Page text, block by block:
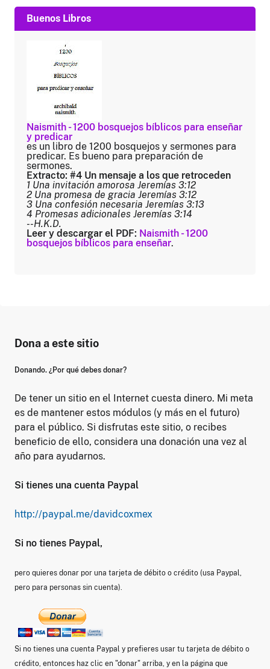
Buenos Libros
Naismith - 1200 bosquejos bíblicos para enseñar
y predicar
es un libro de 1200 bosquejos y sermones para
predicar. Es bueno para preparación de
sermones.
Extracto: #4 Un mensaje a los que retroceden
1 Una invitación amorosa Jeremías 3:12
2 Una promesa de gracia Jeremías 3:12
3 Una confesión necesaria Jeremías 3:13
4 Promesas adicionales Jeremías 3:14
--H.K.D.
Leer y descargar el PDF: Naismith - 1200
bosquejos bíblicos para enseñar.
Dona a este sitio
Donando. ¿Por qué debes donar?
De tener un sitio en el Internet cuesta dinero. Mi meta
es de mantener estos módulos (y más en el futuro)
para el público. Si disfrutas este sitio, o recibes
beneficio de ello, considera una donación una vez al
año para ayudarnos.
Si tienes una cuenta Paypal
http://paypal.me/davidcoxmex
Si no tienes Paypal,
pero quieres donar por una tarjeta de débito o crédito (usa Paypal,
pero para personas sin cuenta).
Si no tienes una cuenta Paypal y prefieres usar tu tarjeta de débito o
crédito, entonces haz clic en "donar" arriba, y en la página que